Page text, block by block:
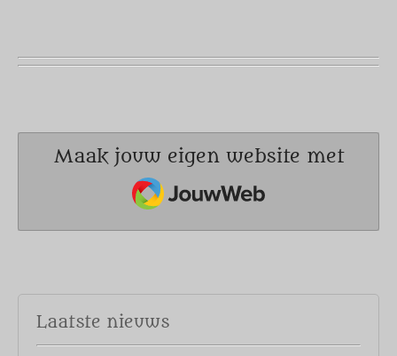
Maak jouw eigen website met
JouwWeb
Laatste nieuws